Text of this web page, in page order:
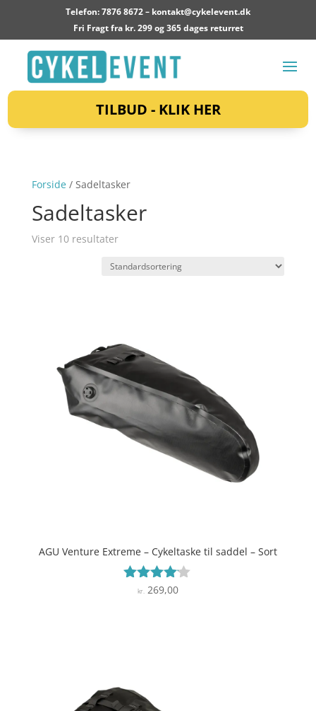
Telefon: 7876 8672 – kontakt@cykelevent.dk
Fri Fragt fra kr. 299 og 365 dages returret
TILBUD - KLIK HER
Forside/ Sadeltasker
Sadeltasker
Viser 10 resultater
AGU Venture Extreme – Cykeltaske til saddel – Sort
Vurderet
kr.269,00